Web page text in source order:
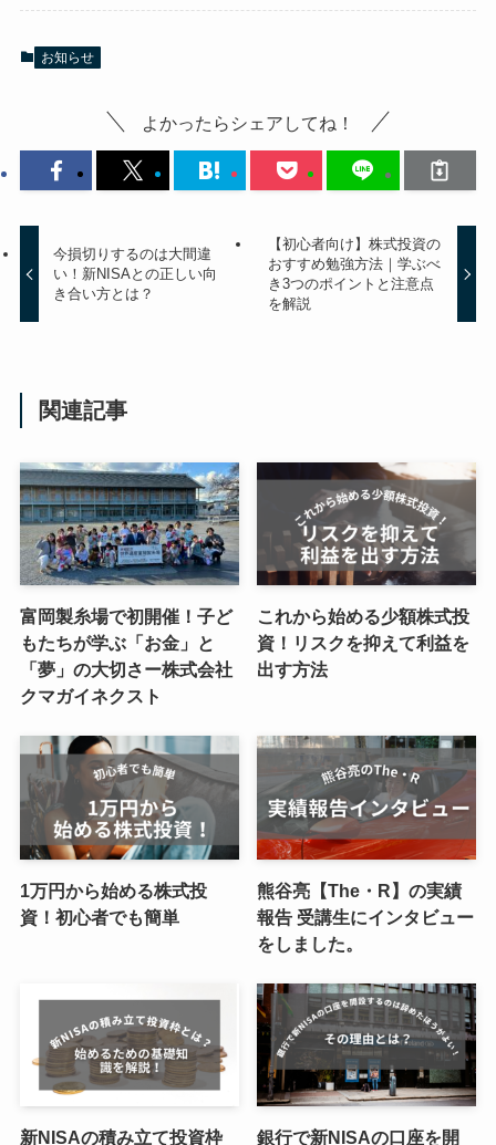
お知らせ
よかったらシェアしてね！
今損切りするのは大間違
い！新NISAとの正しい向
き合い方とは？
【初心者向け】株式投資の
おすすめ勉強方法｜学ぶべ
き3つのポイントと注意点
を解説
関連記事
富岡製糸場で初開催！子ど
もたちが学ぶ「お金」と
「夢」の大切さー株式会社
クマガイネクスト
これから始める少額株式投
資！リスクを抑えて利益を
出す方法
1万円から始める株式投
資！初心者でも簡単
熊谷亮【The・R】の実績
報告 受講生にインタビュー
をしました。
新NISAの積み立て投資枠 銀行で新NISAの口座を開